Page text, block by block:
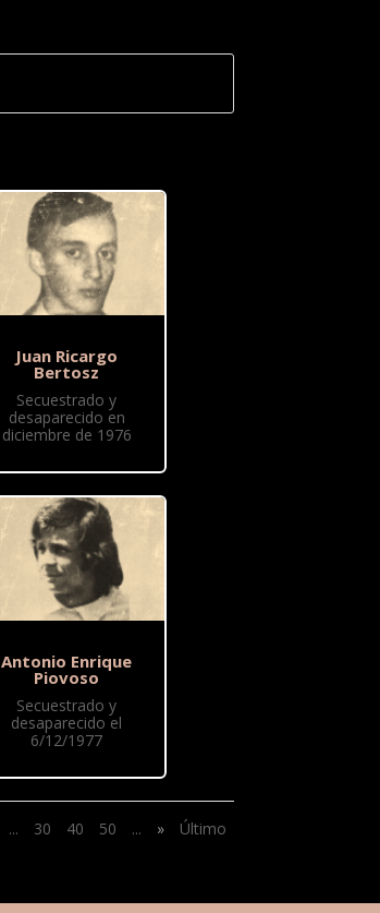
Juan Ricargo
Bertosz
Secuestrado y
desaparecido en
diciembre de 1976
Antonio Enrique
Piovoso
Secuestrado y
desaparecido el
6/12/1977
... 30 40 50 ... » Último